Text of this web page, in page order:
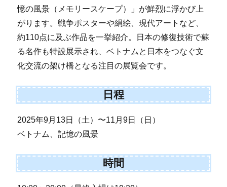
憶の風景（メモリースケープ）」が鮮烈に浮かび上
がります。戦争ポスターや絹絵、現代アートなど、
約110点に及ぶ作品を一挙紹介。日本の修復技術で蘇
る名作も特設展示され、ベトナムと日本をつなぐ文
化交流の架け橋となる注目の展覧会です。
日程
2025年9月13日（土）〜11月9日（日）
ベトナム、記憶の風景
時間